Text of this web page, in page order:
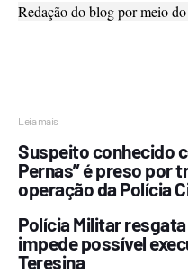
Redação do blog por meio
Leia mais
Suspeito conhecido
Pernas” é preso por
operação da Polícia
Polícia Militar
impede possível
Teresina